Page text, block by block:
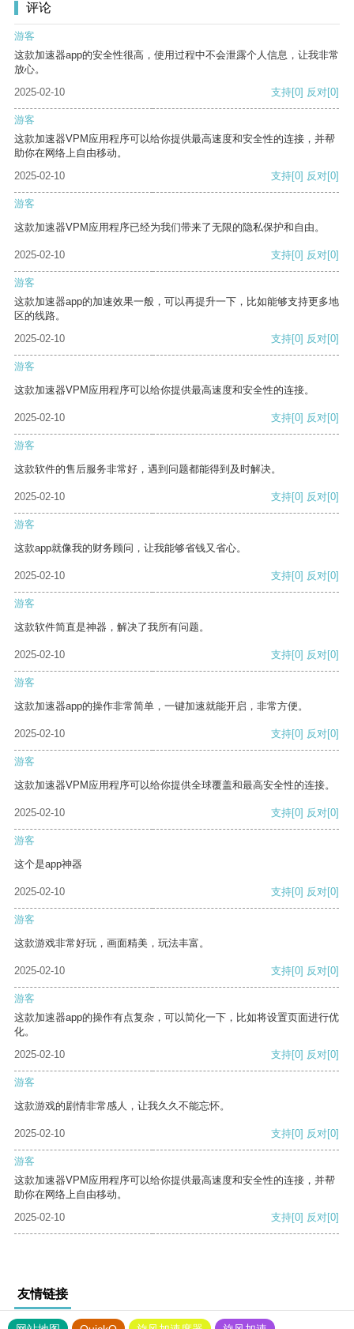
评论
游客
这款加速器app的安全性很高，使用过程中不会泄露个人信息，让我非常
放心。
2025-02-10
支持[0] 反对[0]
游客
这款加速器VPM应用程序可以给你提供最高速度和安全性的连接，并帮
助你在网络上自由移动。
2025-02-10
支持[0] 反对[0]
游客
这款加速器VPM应用程序已经为我们带来了无限的隐私保护和自由。
2025-02-10 支持[0] 反对[0]
游客
这款加速器app的加速效果一般，可以再提升一下，比如能够支持更多地
区的线路。
2025-02-10
支持[0] 反对[0]
游客
这款加速器VPM应用程序可以给你提供最高速度和安全性的连接。
2025-02-10 支持[0] 反对[0]
游客
这款软件的售后服务非常好，遇到问题都能得到及时解决。
2025-02-10 支持[0] 反对[0]
游客
这款app就像我的财务顾问，让我能够省钱又省心。
2025-02-10 支持[0] 反对[0]
游客
这款软件简直是神器，解决了我所有问题。
2025-02-10 支持[0] 反对[0]
游客
这款加速器app的操作非常简单，一键加速就能开启，非常方便。
2025-02-10 支持[0] 反对[0]
游客
这款加速器VPM应用程序可以给你提供全球覆盖和最高安全性的连接。
2025-02-10 支持[0] 反对[0]
游客
这个是app神器
2025-02-10 支持[0] 反对[0]
游客
这款游戏非常好玩，画面精美，玩法丰富。
2025-02-10 支持[0] 反对[0]
游客
这款加速器app的操作有点复杂，可以简化一下，比如将设置页面进行优
化。
2025-02-10
支持[0] 反对[0]
游客
这款游戏的剧情非常感人，让我久久不能忘怀。
2025-02-10 支持[0] 反对[0]
游客
这款加速器VPM应用程序可以给你提供最高速度和安全性的连接，并帮
助你在网络上自由移动。
2025-02-10
支持[0] 反对[0]
友情链接